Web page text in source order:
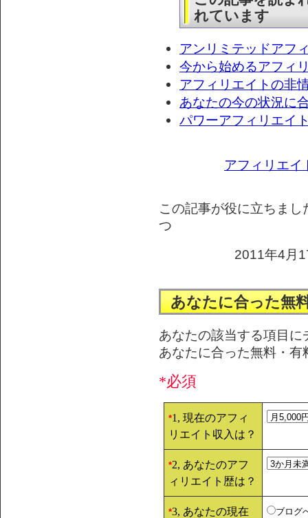
れています
アンリミテッドアフ
今から始めるアフィ
アフィリエイトの非
あなたの今の状況に
パワーアフィリエイ
アフィリエイ
この記事が役に立ちま
つ
2011年4月
あなたに合った無
あなたの該当する項目
あなたに合った無料・
*必須
*1, 現在のアフィ
リエイト収入は？
*2, あなたのアフ
ィリエイト歴は？
*3, あなたの現在
ブログ